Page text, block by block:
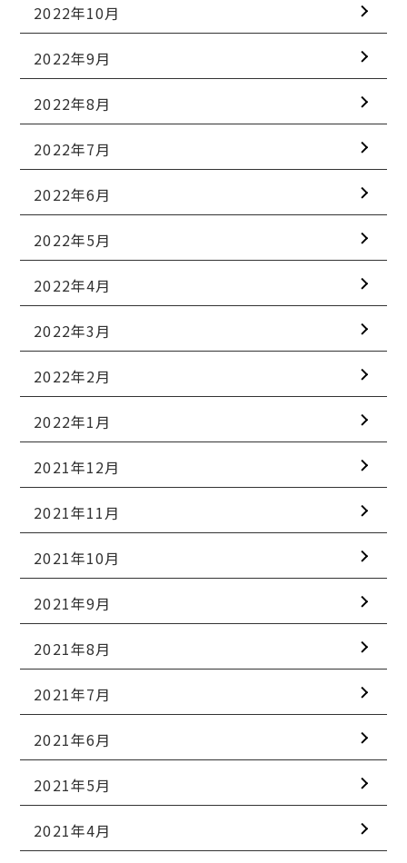
2022年10月
2022年9月
2022年8月
2022年7月
2022年6月
2022年5月
2022年4月
2022年3月
2022年2月
2022年1月
2021年12月
2021年11月
2021年10月
2021年9月
2021年8月
2021年7月
2021年6月
2021年5月
2021年4月